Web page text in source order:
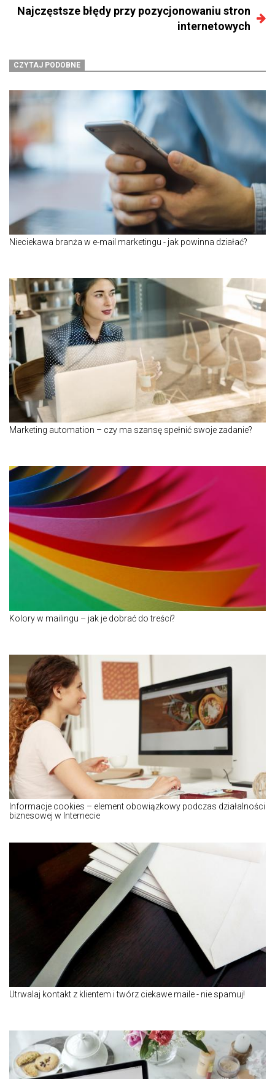
Najczęstsze błędy przy pozycjonowaniu stron
internetowych
CZYTAJ PODOBNE
Nieciekawa branża w e-mail marketingu - jak powinna działać?
Marketing automation – czy ma szansę spełnić swoje zadanie?
Kolory w mailingu – jak je dobrać do treści?
Informacje cookies – element obowiązkowy podczas działalności
biznesowej w Internecie
Utrwalaj kontakt z klientem i twórz ciekawe maile - nie spamuj!